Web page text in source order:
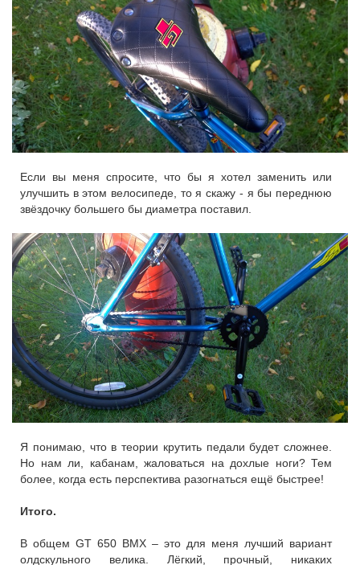
Если вы меня спросите, что бы я хотел заменить или
улучшить в этом велосипеде, то я скажу - я бы переднюю
звёздочку большего бы диаметра поставил.
Я понимаю, что в теории крутить педали будет сложнее.
Но нам ли, кабанам, жаловаться на дохлые ноги? Тем
более, когда есть перспектива разогнаться ещё быстрее!
Итого.
В общем GT 650 BMX – это для меня лучший вариант
олдскульного велика. Лёгкий, прочный, никаких